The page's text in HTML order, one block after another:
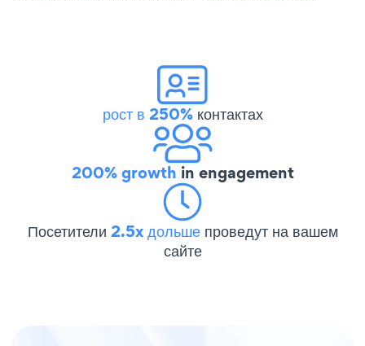
рост в 250%контактах
200% growth in engagement
Посетители 2.5x дольше проведут на вашем
сайте